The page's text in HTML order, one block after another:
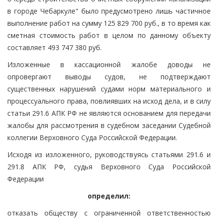
в городе Чебаркуле" было предусмотрено лишь частичное
выполнение работ на сумму 125 829 700 руб., в то время как
сметная стоимость работ в целом по данному объекту
составляет 493 747 380 руб.
Изложенные в кассационной жалобе доводы не
опровергают выводы судов, не подтверждают
существенных нарушений судами норм материального и
процессуального права, повлиявших на исход дела, и в силу
статьи 291.6 АПК РФ не являются основанием для передачи
жалобы для рассмотрения в судебном заседании Судебной
коллегии Верховного Суда Российской Федерации.
Исходя из изложенного, руководствуясь статьями 291.6 и
291.8 АПК РФ, судья Верховного Суда Российской
Федерации
определил:
отказать обществу с ограниченной ответственностью